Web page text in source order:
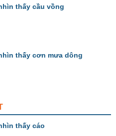
thấy cầu vồng
thấy cơn mưa dông
thấy cáo